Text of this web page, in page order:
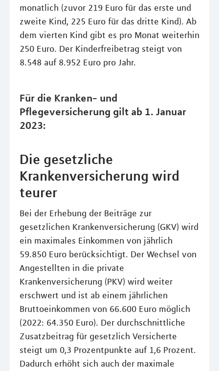
monatlich (zuvor 219 Euro für das erste und
zweite Kind, 225 Euro für das dritte Kind). Ab
dem vierten Kind gibt es pro Monat weiterhin
250 Euro. Der Kinderfreibetrag steigt von
8.548 auf 8.952 Euro pro Jahr.
Für die Kranken- und
Pflegeversicherung gilt ab 1. Januar
2023:
Die gesetzliche
Krankenversicherung wird
teurer
Bei der Erhebung der Beiträge zur
gesetzlichen Krankenversicherung (GKV) wird
ein maximales Einkommen von jährlich
59.850 Euro berücksichtigt. Der Wechsel von
Angestellten in die private
Krankenversicherung (PKV) wird weiter
erschwert und ist ab einem jährlichen
Bruttoeinkommen von 66.600 Euro möglich
(2022: 64.350 Euro). Der durchschnittliche
Zusatzbeitrag für gesetzlich Versicherte
steigt um 0,3 Prozentpunkte auf 1,6 Prozent.
Dadurch erhöht sich auch der maximale